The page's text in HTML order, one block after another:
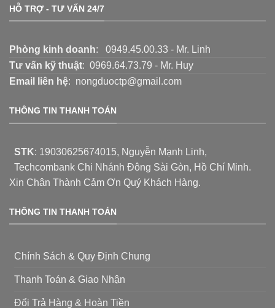
HỖ TRỢ - TƯ VẤN 24/7
Phòng kinh doanh: 0949.45.00.33 - Mr. Linh
Tư vấn kỹ thuật: 0969.64.73.79 - Mr. Huy
Email liên hệ: nongduoctp@gmail.com
THÔNG TIN THANH TOÁN
STK: 19030625674015, Nguyễn Mạnh Linh,
Techcombank Chi Nhánh Đông Sài Gòn, Hồ Chí Minh.
Xin Chân Thành Cảm Ơn Quý Khách Hàng.
THÔNG TIN THANH TOÁN
Chính Sách & Quy Định Chung
Thanh Toán & Giao Nhận
Đổi Trả Hàng & Hoàn Tiền